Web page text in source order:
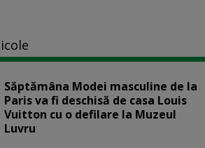
Săptămâna Modei masculine de la
Paris va fi deschisă de casa Louis
Vuitton cu o defilare la Muzeul
Luvru